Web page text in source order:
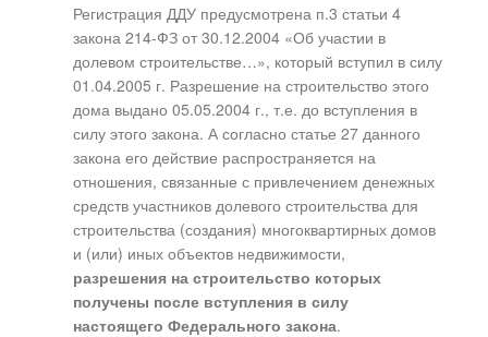
Регистрация ДДУ предусмотрена п.3 статьи 4
закона 214-ФЗ от 30.12.2004 «Об участии в
долевом строительстве…», который вступил в силу
01.04.2005 г. Разрешение на строительство этого
дома выдано 05.05.2004 г., т.е. до вступления в
силу этого закона. А согласно статье 27 данного
закона его действие распространяется на
отношения, связанные с привлечением денежных
средств участников долевого строительства для
строительства (создания) многоквартирных домов
и (или) иных объектов недвижимости,
разрешения на строительство которых
получены после вступления в силу
настоящего Федерального закона.